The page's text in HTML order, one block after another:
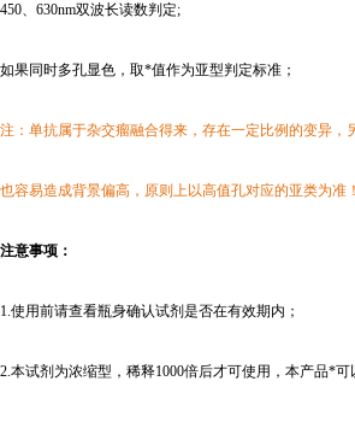
450、630nm双波长读数判定;
如果同时多孔显色，取*值作为亚型判定标准；
注：单抗属于杂交瘤融合得来，存在一定比例的变异，
也容易造成背景偏高，原则上以高值孔对应的亚类为准！
注意事项：
1.使用前请查看瓶身确认试剂是否在有效期内；
2.本试剂为浓缩型，稀释1000倍后才可使用，本产品*可